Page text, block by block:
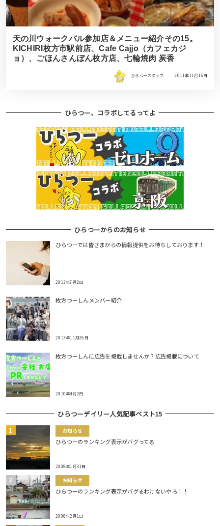
天の川ウォークバル参加店＆メニュー紹介その15。
KICHIRI枚方市駅前店、Cafe Cajjo（カフェカジ
ョ）、ごほんさんぼん枚方店、七輪焼肉 炭香
ひらつースタッフ 2011年11月16日
ひらつー、コラボしてるってよ
ひらつーからのお知らせ
ひらつーでは皆さまからの情報提供をお待ちしております！
2013年7月2日
枚方つーしんメンバー紹介
2013年11月26日
枚方つーしんに広告を掲載しませんか？広告掲載について
2010年4月2日
ひらつーデイリー人気記事ベスト15
お知らせ
ひらつーのランキング表示がバグってる
2008年1月31日
お知らせ
ひらつーのランキング表示がバグるわけないやろ！！
2008年2月1日